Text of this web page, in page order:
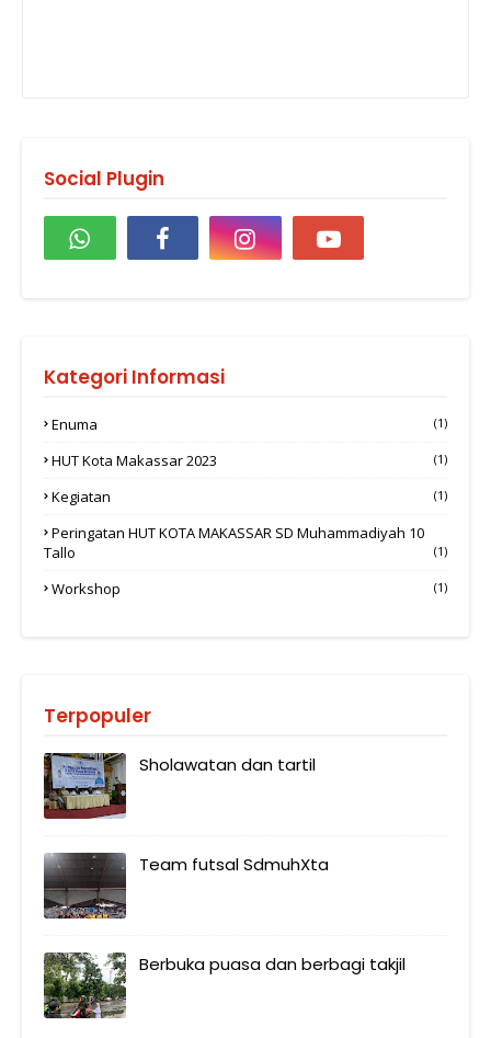
Social Plugin
Kategori Informasi
Enuma (1)
HUT Kota Makassar 2023 (1)
Kegiatan (1)
Peringatan HUT KOTA MAKASSAR SD Muhammadiyah 10
Tallo
(1)
Workshop (1)
Terpopuler
Sholawatan dan tartil
Team futsal SdmuhXta
Berbuka puasa dan berbagi takjil